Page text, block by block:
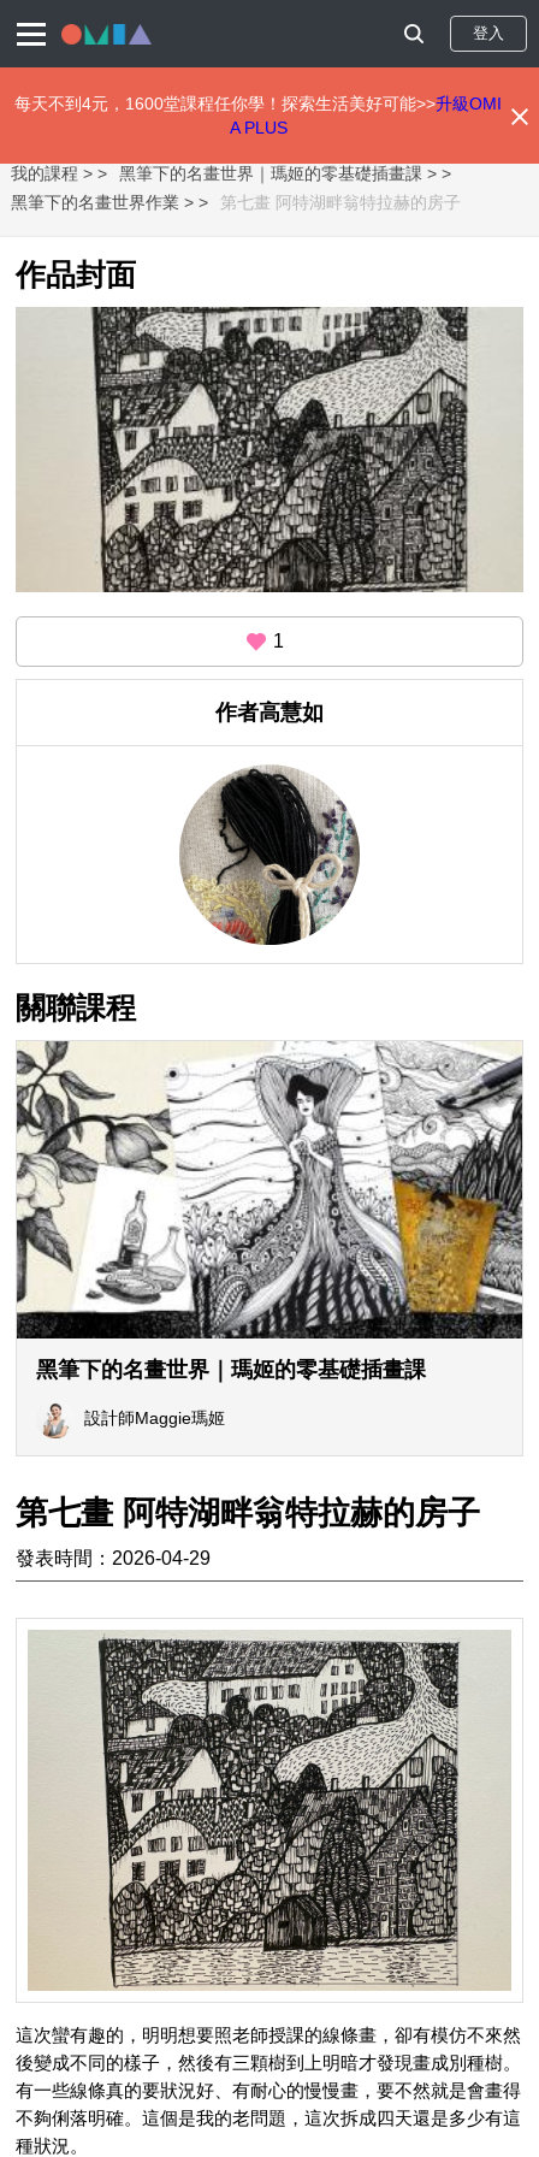
至
主
登入
每天不到4元，1600堂課程任你學！探索生活美好可能>>升級OMI
A PLUS
我的課程 >
黑筆下的名畫世界｜瑪姬的零基礎插畫課 >
黑筆下的名畫世界作業 >
第七畫 阿特湖畔翁特拉赫的房子
作品封面
1
作者高慧如
關聯課程
黑筆下的名畫世界｜瑪姬的零基礎插畫課
設計師Maggie瑪姬
第七畫 阿特湖畔翁特拉赫的房子
發表時間：2026-04-29
這次蠻有趣的，明明想要照老師授課的線條畫，卻有模仿不來然
後變成不同的樣子，然後有三顆樹到上明暗才發現畫成別種樹。
有一些線條真的要狀況好、有耐心的慢慢畫，要不然就是會畫得
不夠俐落明確。這個是我的老問題，這次拆成四天還是多少有這
種狀況。